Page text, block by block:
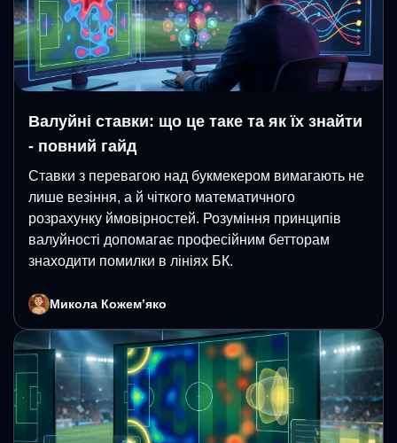
Валуйні ставки: що це таке та як їх знайти
- повний гайд
Ставки з перевагою над букмекером вимагають не
лише везіння, а й чіткого математичного
розрахунку ймовірностей. Розуміння принципів
валуйності допомагає професійним бетторам
знаходити помилки в лініях БК.
Микола Кожемʼяко